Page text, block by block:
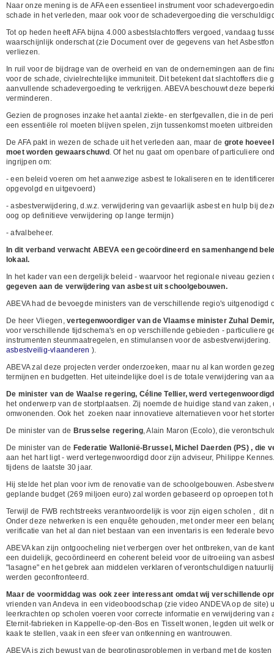
Naar onze mening is de AFA een essentieel instrument voor
schade in het verleden, maar ook voor de schadevergoeding die
Tot op heden heeft AFA bijna 4.000 asbestslachtoffers vergoed, vandaag
waarschijnlijk onderschat (zie Document over de gegevens van het
verliezen.
In ruil voor de bijdrage van de overheid en van de ondernemingen aan de
voor de schade, civielrechtelijke immuniteit. Dit betekent dat slachtoffers
aanvullende schadevergoeding te verkrijgen. ABEVA beschouwt deze
verminderen.
Gezien de prognoses inzake het aantal ziekte- en sterfgevallen, die in de
een essentiële rol moeten blijven spelen, zijn tussenkomst moeten
De AFA pakt in wezen de schade uit het verleden aan, maar de grote
moet worden gewaarschuwd. Of het nu gaat om openbare of particuliere
ingrijpen om:
- een beleid voeren om het aanwezige asbest te lokaliseren en te
opgevolgd en uitgevoerd)
- asbestverwijdering, d.w.z. verwijdering van gevaarlijk asbest en hulp bij
oog op definitieve verwijdering op lange termijn)
- afvalbeheer.
In dit verband verwacht ABEVA een gecoördineerd en samenhangend
lokaal.
In het kader van een dergelijk beleid - waarvoor het regionale niveau
gegeven aan de verwijdering van asbest uit schoolgebouwen.
ABEVA had de bevoegde ministers van de verschillende regio's uitgenodigd
De heer Vliegen,vertegenwoordiger van de Vlaamse minister Zuhal Demir,
voor verschillende tijdschema's en op verschillende gebieden - particuliere
instrumenten steunmaatregelen, en stimulansen voor de
asbestveilig-vlaanderen ).
ABEVA zal deze projecten verder onderzoeken, maar nu al kan worden
termijnen en budgetten. Het uiteindelijke doel is de totale verwijdering van
De minister van de Waalse regering, Céline Tellier, werd
het onderwerp van de stortplaatsen. Zij noemde de huidige stand van
omwonenden. Ook het zoeken naar innovatieve alternatieven voor het
De minister van de Brusselse regering, Alain Maron (Ecolo), die
De minister van de Federatie Wallonië-Brussel, Michel Daerden (PS) , die
aan het hart ligt - werd vertegenwoordigd door zijn adviseur, Philippe
tijdens de laatste 30 jaar.
Hij stelde het plan voor ivm de renovatie van de schoolgebouwen.
geplande budget (269 miljoen euro) zal worden gebaseerd op oproepen tot
Terwijl de FWB rechtstreeks verantwoordelijk is voor zijn eigen scholen ,
Onder deze netwerken is een enquête gehouden, met onder meer een
verificatie van het al dan niet bestaan van een inventaris is een federale
ABEVA kan zijn ontgoocheling niet verbergen over het ontbreken, van de
een duidelijk, gecoördineerd en coherent beleid voor de uitroeiing van
"lasagne" en het gebrek aan middelen verklaren of verontschuldigen
werden geconfronteerd.
Maar de voormiddag was ook zeer interessant omdat wij verschillende
vrienden van Andeva in een videoboodschap (zie video ANDEVA op de
leerkrachten op scholen voeren voor correcte informatie en verwijdering
Eternit-fabrieken in Kappelle-op-den-Bos en Tisselt wonen, legden uit welk
kaak te stellen, vaak in een sfeer van ontkenning en wantrouwen.
ABEVA is zich bewust van de begrotingsproblemen in verband met de